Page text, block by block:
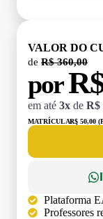
VALOR DO
de R$ 360,00
por
em até 3x de R$
MATRÍCULA:R$ 50,00
Plataforma
Professores